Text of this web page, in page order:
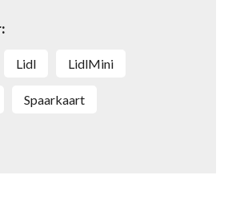
Lidl LidlMini
spaarkaart